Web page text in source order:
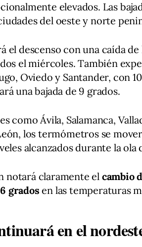
elevados. Las
del oeste y norte
el descenso con una caída de
el miércoles. También
Oviedo y Santander, con
una bajada de 9 grados.
como Ávila, Salamanca,
los termómetros se
alcanzados durante la ola
notará claramente el cambio
grados en las temperaturas
en el